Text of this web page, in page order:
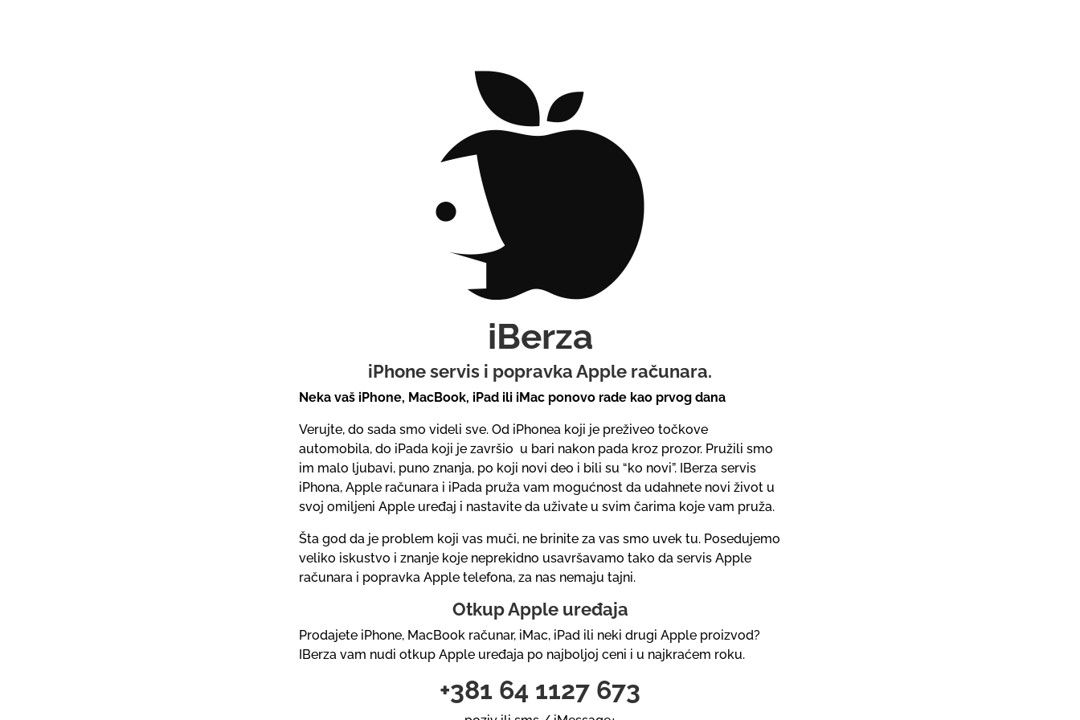
iBerza
iPhone servis i popravka Apple računara.
Neka vaš iPhone, MacBook, iPad ili iMac ponovo rade kao prvog dana
Verujte, do sada smo videli sve. Od iPhonea koji je preživeo točkove
automobila, do iPada koji je završio u bari nakon pada kroz prozor. Pružili smo
im malo ljubavi, puno znanja, po koji novi deo i bili su “ko novi”. IBerza servis
iPhona, Apple računara i iPada pruža vam mogućnost da udahnete novi život u
svoj omiljeni Apple uređaj i nastavite da uživate u svim čarima koje vam pruža.
Šta god da je problem koji vas muči, ne brinite za vas smo uvek tu. Posedujemo
veliko iskustvo i znanje koje neprekidno usavršavamo tako da servis Apple
računara i popravka Apple telefona, za nas nemaju tajni.
Otkup Apple uređaja
Prodajete iPhone, MacBook računar, iMac, iPad ili neki drugi Apple proizvod?
IBerza vam nudi otkup Apple uređaja po najboljoj ceni i u najkraćem roku.
+381 64 1127 673